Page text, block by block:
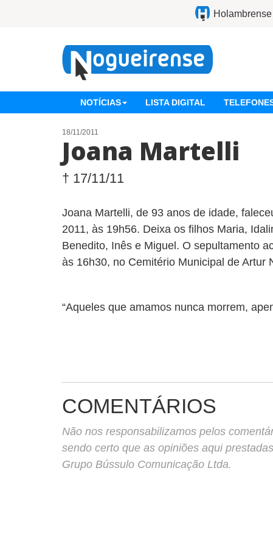
Holambrense
NOTÍCIAS LISTA DIGITAL
18/11/2011
Joana Martelli
† 17/11/11
Joana Martelli, de 93 anos de idade,
2011, às 19h56. Deixa os filhos Maria,
Benedito, Inês e Miguel. O sepultamento
às 16h30, no Cemitério Municipal de Artur
“Aqueles que amamos nunca morrem,
COMENTÁRIOS
Não nos responsabilizamos pelos
sendo certo que as opiniões aqui
Grupo Bússulo Comunicação Ltda.